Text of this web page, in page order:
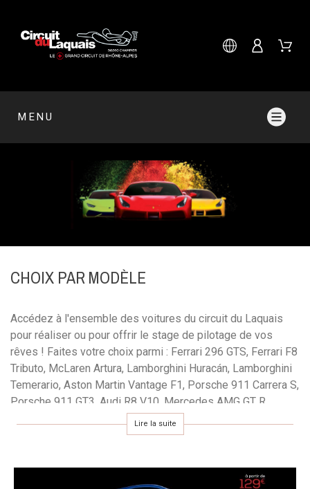
MENU
CHOIX PAR MODÈLE
Accédez à l'ensemble des voitures du circuit du Laquais
pour réaliser ou pour offrir le stage de pilotage de vos
rêves ! Faites votre choix parmi : Ferrari 296 GTS, Ferrari F8
Tributo, McLaren Artura, Lamborghini Huracán, Lamborghini
Temerario, Aston Martin Vantage F1, Porsche 911 Carrera S,
Porsche 911 GT3, Audi R8 V10, Mercedes AMG GT R,
Nissan GT-R, Alpine A110 S, Lotus Elise, Porsche Cayman
718T ou encore Ford Mustang GT.
Offrez un bon cadeau valable un an pour piloter sur le plus
grand circuit de la région Rhône-Alpes, au volant des plus
Lire la suite